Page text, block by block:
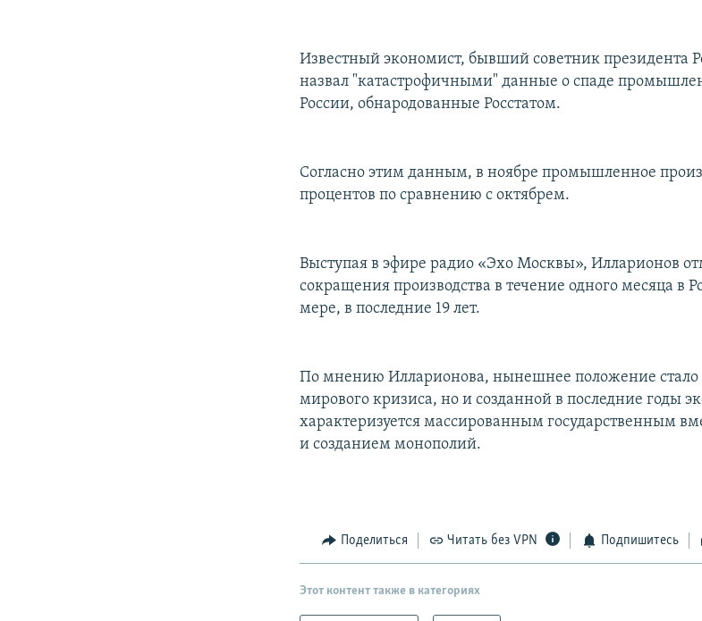
Известный экономист, бывший советник президента
назвал "катастрофичными" данные о спаде
России, обнародованные Росстатом.
Согласно этим данным, в ноябре промышленное
процентов по сравнению с октябрем.
Выступая в эфире радио «Эхо Москвы», Илларионов
сокращения производства в течение одного месяца в
мере, в последние 19 лет.
По мнению Илларионова, нынешнее положение стало
мирового кризиса, но и созданной в последние годы
характеризуется массированным государственным
и созданием монополий.
Поделиться Читать без VPN Подпишитесь
Этот контент также в категориях